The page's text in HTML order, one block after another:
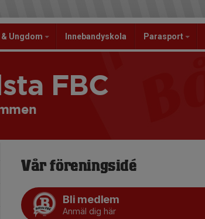
& Ungdom Innebandyskola Parasport
FBC
Vår föreningsidé
Bli medlem
Anmäl dig här